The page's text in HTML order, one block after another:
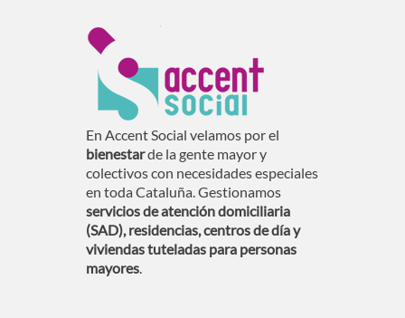
En Accent Social velamos por el
bienestarde la gente mayor y
colectivos con necesidades especiales
en toda Cataluña. Gestionamos
servicios de atención domiciliaria
(SAD), residencias, centros de día y
viviendas tuteladas para personas
mayores